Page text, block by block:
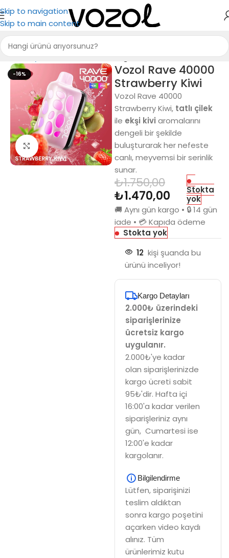
Skip to navigation
Skip to main content
Ana Sayfa Vozol Elektronik Sigara
-16%
Büyütmek için tıkla
Vozol Rave 40000
Strawberry Kiwi
Vozol Rave 40000
Strawberry Kiwi, tatlı çilek
ile ekşi kivi aromalarını
dengeli bir şekilde
buluşturarak her nefeste
canlı, meyvemsi bir serinlik
sunar.
₺1.750,00
₺1.470,00
Stokta
yok
🚚 Aynı gün kargo • 🔒 14 gün
iade • 💳 Kapıda ödeme
Stokta yok
12 kişi şuanda bu
ürünü inceliyor!
Kargo Detayları
2.000₺ üzerindeki
siparişlerinize
ücretsiz kargo
uygulanır.
2.000₺'ye kadar
olan siparişlerinizde
kargo ücreti sabit
95₺'dir. Hafta içi
16:00'a kadar verilen
siparişleriniz aynı
gün, Cumartesi ise
12:00'e kadar
kargolanır.
Bilgilendirme
Lütfen, siparişinizi
teslim aldıktan
sonra kargo poşetini
açarken video kaydı
alınız. Tüm
ürünlerimiz kutu